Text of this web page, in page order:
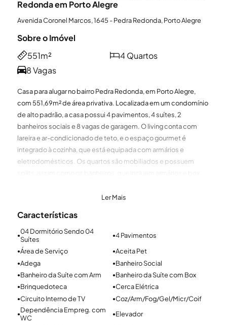
Redonda em Porto Alegre
Avenida Coronel Marcos, 1645 - Pedra Redonda, Porto Alegre
Sobre o Imóvel
551m²
4 Quartos
8 Vagas
Casa para alugar no bairro Pedra Redonda, em Porto Alegre,
com 551,69m² de área privativa. Localizada em um condomínio
de alto padrão, a casa possui 4 pavimentos, 4 suítes, 2
banheiros sociais e 8 vagas de garagem. O living conta com
lareira e ar-condicionado de teto, e o espaço gourmet é
integrado à cozinha, que está equipada com armários e
eletrodomésticos. Os quartos são mobiliados e possuem
completa e independente, gabinete com armários e split, além
O condomínio oferece infraestrutura completa, com portaria
24h, sistema de segurança, quadra de tênis, salão de festas,
espaço gourmet, brinquedoteca e acesso privativo ao Rio
Guaíba. Conta também com playground, fitness, quiosque
com churrasqueira e monitoramento por câmeras. Localizada
na Avenida Coronel Marcos, 1645, a casa fica próxima à AABB e
tem fácil acesso a comércios e serviços da região.
Ler Mais
Características
●04 Dormitório Sendo 04
Suítes
●4 Pavimentos
●Área de Serviço ●Aceita Pet
●Adega ●Banheiro Social
●Banheiro da Suíte com Arm ●Banheiro da Suíte com Box
●Brinquedoteca ●Cerca Elétrica
●Circuito Interno de TV ●Coz/Arm/Fog/Gel/Micr/Coif
●Dependência Empreg. com
WC
●Elevador